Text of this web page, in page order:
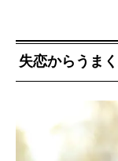
失恋からうま